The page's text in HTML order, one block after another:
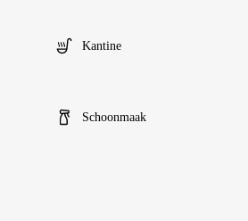
Kantine
Schoonmaak